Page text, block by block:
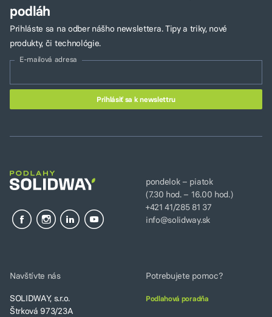
podláh
Prihláste sa na odber nášho newslettera. Tipy a triky, nové
produkty, či technológie.
E-mailová adresa
pondelok – piatok
(7.30 hod. – 16.00 hod.)
+421 41/285 81 37
info@solidway.sk
Navštívte nás
SOLIDWAY, s.r.o.
Štrková 973/23A
Potrebujete pomoc?
Podlahová poradňa